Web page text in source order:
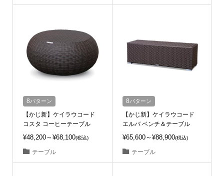
8パターン
【かじ新】ケイラウコード
コスタ コーヒーテーブル
¥48,200～¥68,100(税込)
テーブル
8パターン
【かじ新】ケイラウコード
エルバ ベンチ＆テーブル
¥65,600～¥88,900(税込)
テーブル